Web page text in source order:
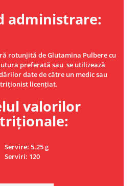
rotunjită de Glutamina Pulbere cu
preferată sau se utilizează
date de către un medic sau
licențiat.
valorilor
Servire: 5.25 g
Serviri: 120